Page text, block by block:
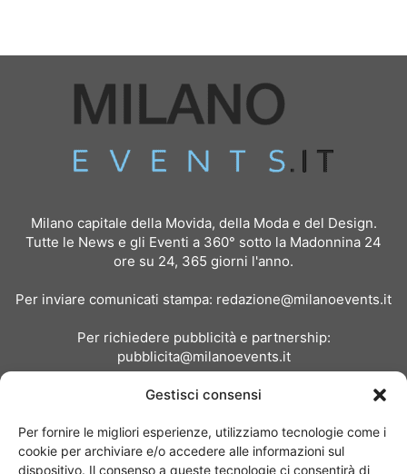
Gestisci consensi
Per fornire le migliori esperienze, utilizziamo tecnologie come i
cookie per archiviare e/o accedere alle informazioni sul
dispositivo. Il consenso a queste tecnologie ci consentirà di
Milano capitale della Movida, della Moda e del Design.
Tutte le News e gli Eventi a 360° sotto la Madonnina 24
ore su 24, 365 giorni l'anno.
Per inviare comunicati stampa: redazione@milanoevents.it
Per richiedere pubblicità e partnership:
pubblicita@milanoevents.it